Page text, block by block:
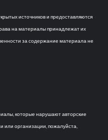
источников и предоставляются
на материалы принадлежат их
за содержание материала не
которые нарушают авторские
организации, пожалуйста,